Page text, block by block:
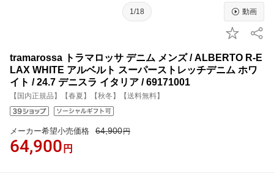
1/18 動画
tramarossa トラマロッサ デニム メンズ / ALBERTO R-E
LAX WHITE アルベルト スーパーストレッチデニム ホワ
イト / 24.7 デニスラ イタリア / 69171001
【国内正規品】【春夏】【秋冬】【送料無料】
メーカー希望小売価格 64,900円
64,900 円